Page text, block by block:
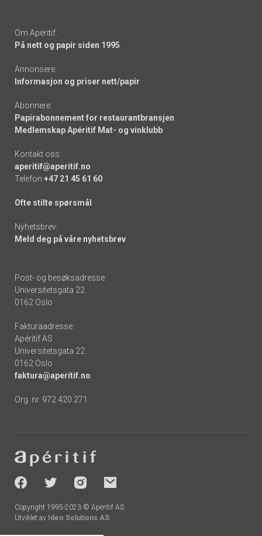
Om Apéritif:
På nett og papir siden 1995
Annonsere:
Informasjon og priser nett/papir
Abonnere:
Papirabonnement for restaurantbransjen
Medlemskap Apéritif Mat- og vinklubb
Kontakt oss:
aperitif@aperitif.no
Telefon +47 21 45 61 60
Ofte stilte spørsmål
Nyhetsbrev:
Meld deg på våre nyhetsbrev
Post- og besøksadresse:
Universitetsgata 22
0162 Oslo
Fakturaadresse:
Apéritif AS
Universitetsgata 22
0162 Oslo
faktura@aperitif.no
Org. nr. 972 420 271
-
socials
Copyright 1995-2023 © Apéritif AS
Utviklet av Ideo Solutions AS